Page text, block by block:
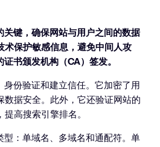
键，确保网站与用户之间的数据
术保护敏感信息，避免中间人攻
书颁发机构（CA）签发。
份验证和建立信任。它加密了用
数据安全。此外，它还验证网站的
高搜索引擎排名。
：单域名、多域名和通配符。单